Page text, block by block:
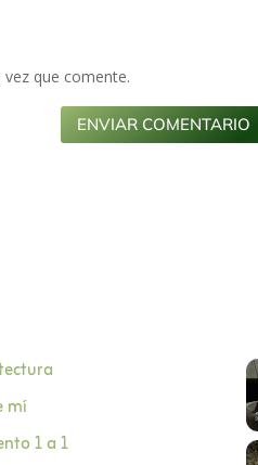
que comente.
mí
1 a 1